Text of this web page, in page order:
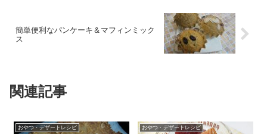
簡単便利なパンケーキ＆マフィンミック
ス
関連記事
おやつ・デザートレシピ おやつ・デザートレシピ